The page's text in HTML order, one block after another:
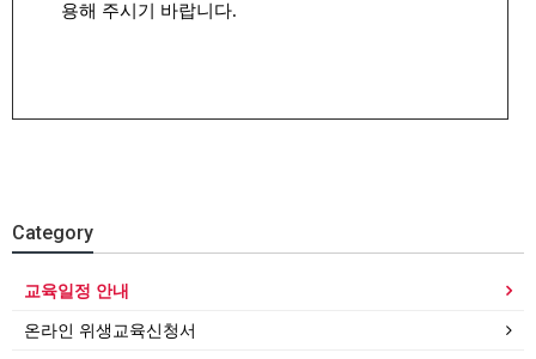
용해 주시기 바랍니다.
Category
교육일정 안내
온라인 위생교육신청서